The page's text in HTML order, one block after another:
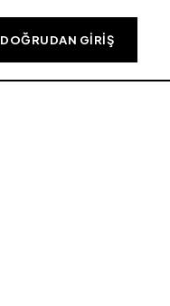
DOĞRUDAN GIRIŞ